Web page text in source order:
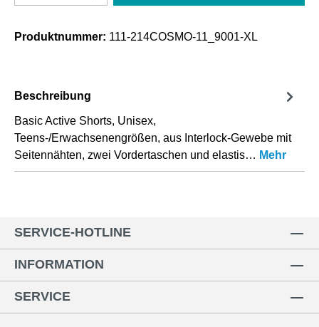
Produktnummer: 111-214COSMO-11_9001-XL
Beschreibung
Basic Active Shorts, Unisex,
Teens-/Erwachsenengrößen, aus Interlock-Gewebe mit
Seitennähten, zwei Vordertaschen und elastis… Mehr
SERVICE-HOTLINE
INFORMATION
SERVICE